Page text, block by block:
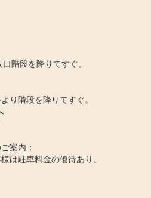
階段を降りてすぐ。
り階段を降りてすぐ。
案内：
は駐車料金の優待あり。